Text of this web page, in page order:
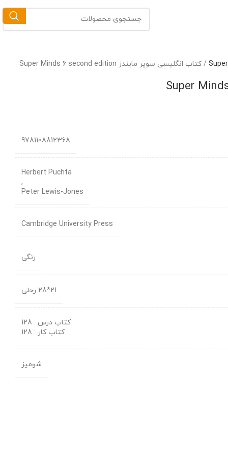
/کتاب انگلیسی سوپر مایندز Super Minds 6 second edition
9781108812368
Herbert Puchta
,
Peter Lewis-Jones
Cambridge University Press
رنگی
21*28 رحلی
کتاب درس : 128
کتاب کار : 128
شومیز